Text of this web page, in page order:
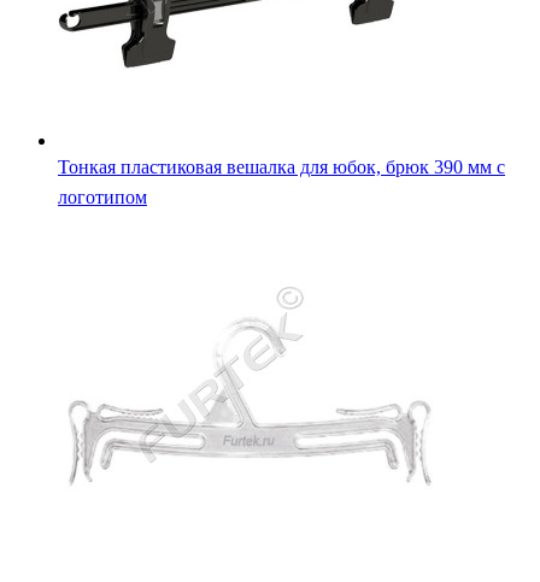
Тонкая пластиковая вешалка для юбок, брюк 390 мм с
логотипом